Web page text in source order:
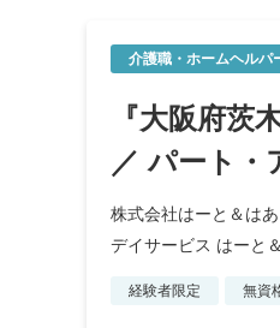
介護職・ホームヘルパ
『大阪府茨
／ パート・
株式会社はーと＆は
デイサービス はーと
経験者限定 無資